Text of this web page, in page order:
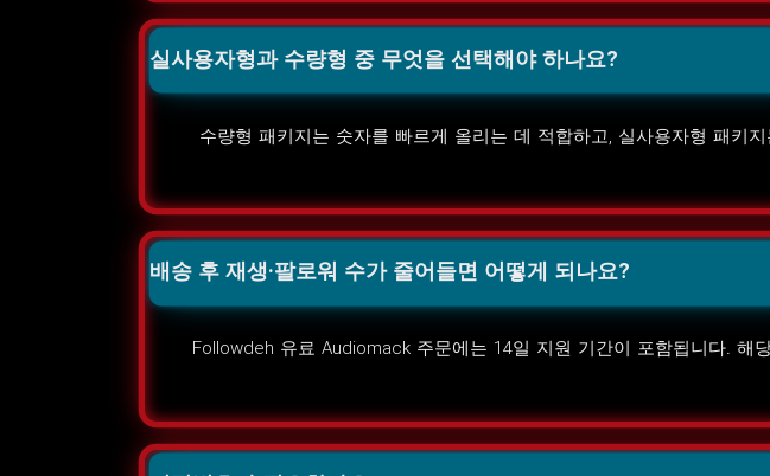
실사용자형과 수량형 중 무엇을 선택해야 하나요?
수량형 패키지는 숫자를 빠르게 올리는 데 적합하고, 실사용자형 패키
배송 후 재생·팔로워 수가 줄어들면 어떻게 되나요?
Followdeh 유료 Audiomack 주문에는 14일 지원 기간이 포함됩니다.